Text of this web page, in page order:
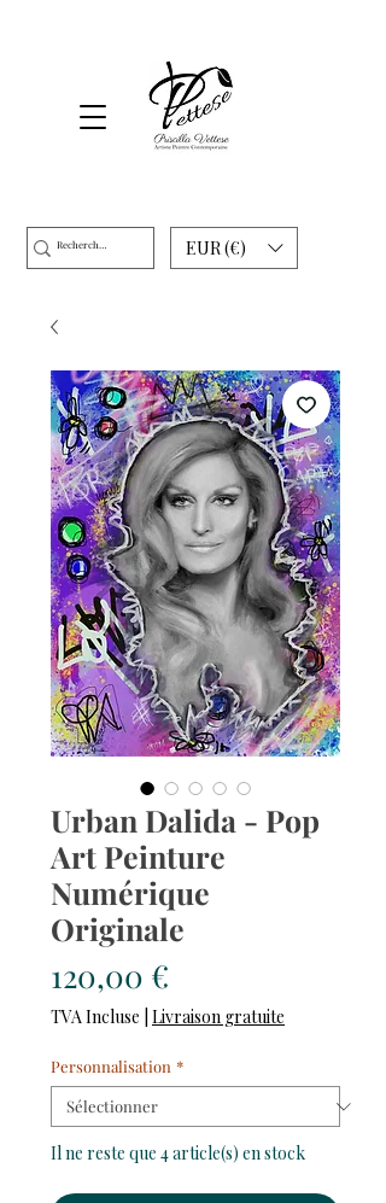
EUR (€)
Urban Dalida - Pop
Art Peinture
Numérique
Originale
120,00 €
TVA Incluse Livraison gratuite
Personnalisation *
Il ne reste que 4 article(s) en stock